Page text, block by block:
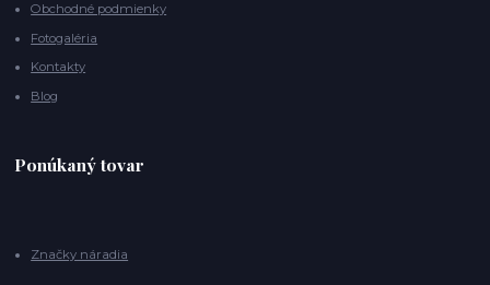
Obchodné podmienky
Fotogaléria
Kontakty
Blog
Ponúkaný tovar
Značky náradia